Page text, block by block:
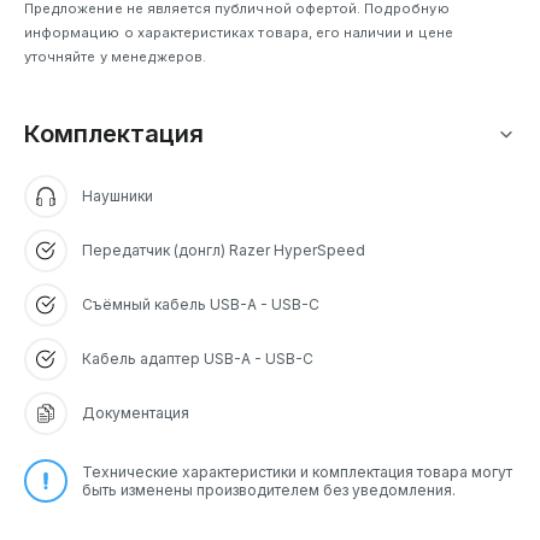
составляет 390 граммов, что при наличии встроенного
аккумулятора и электроники является
сбалансированным показателем для беспроводной
Особого внимания заслуживает эргономика: большие
искусственной кожи с наполнителем из пены с эффектом
памяти, что обеспечивает полное облегание ушей и
оголовье с мягкой прокладкой дополняет комфорт,
левой чашке расположены удобные органы управления:
микрофона и USB-C порт для зарядки; на правой —
подключения и кнопка баланса игры/чата.
Основные особенности
Техническое превосходство Razer Kraken Kitty V3 Pro
Предложение не является публичной офертой. Подробную
информацию о характеристиках товара, его наличии и цене
уточняйте у менеджеров.
Комплектация
Наушники
Передатчик (донгл) Razer HyperSpeed
Съёмный кабель USB-A - USB-C
Кабель адаптер USB-A - USB-C
Документация
Технические характеристики и комплектация товара могут
быть изменены производителем без уведомления.